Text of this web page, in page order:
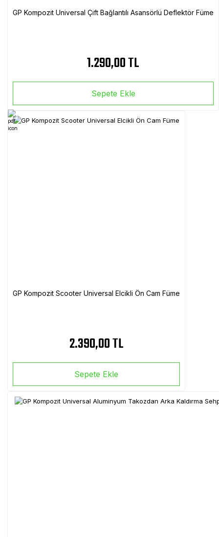
GP Kompozit Universal Çift Bağlantılı Asansörlü Deflektör Füme
1.290,00 TL
Sepete Ekle
GP Kompozit Scooter Universal Elcikli Ön Cam Füme
2.390,00 TL
Sepete Ekle